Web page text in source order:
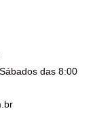
das 8:00